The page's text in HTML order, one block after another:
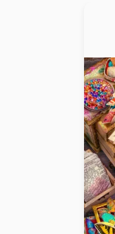
Alter